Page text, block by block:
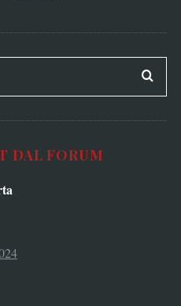
DAL FORUM